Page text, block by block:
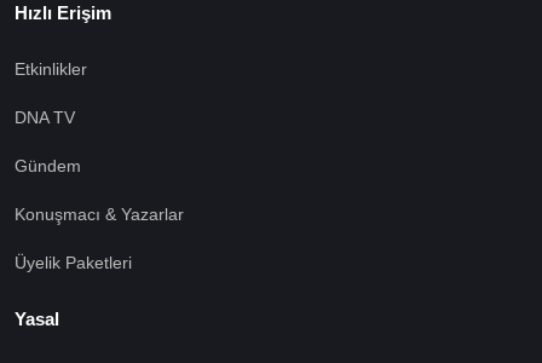
Hızlı Erişim
Etkinlikler
DNA TV
Gündem
Konuşmacı & Yazarlar
Üyelik Paketleri
Yasal